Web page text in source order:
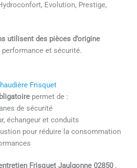
Evolution, Prestige,
utilisent des pièces d’origine
performance et sécurité.
Frisquet
permet de :
de sécurité
échangeur et conduits
pour réduire la consommation
Frisquet Jaulgonne 02850 ,